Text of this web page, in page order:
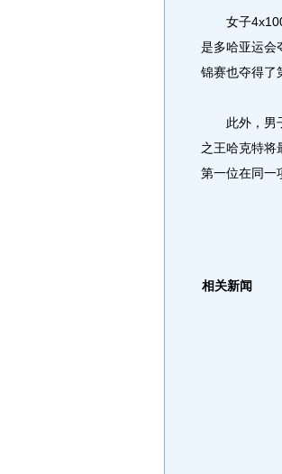
女子4x100
是多哈亚运会
锦赛也夺得了
此外，男子
之王哈克特将
第一位在同一
相关新闻